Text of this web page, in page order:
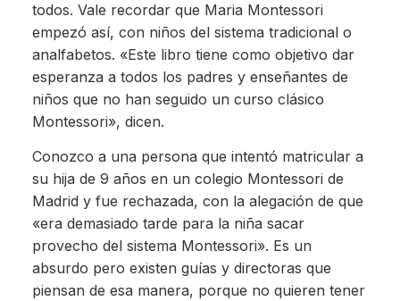
todos. Vale recordar que Maria Montessori
empezó así, con niños del sistema tradicional o
analfabetos. «Este libro tiene como objetivo dar
esperanza a todos los padres y enseñantes de
niños que no han seguido un curso clásico
Montessori», dicen.
Conozco a una persona que intentó matricular a
su hija de 9 años en un colegio Montessori de
Madrid y fue rechazada, con la alegación de que
«era demasiado tarde para la niña sacar
provecho del sistema Montessori». Es un
absurdo pero existen guías y directoras que
piensan de esa manera, porque no quieren tener